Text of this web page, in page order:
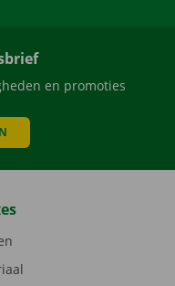
en promoties